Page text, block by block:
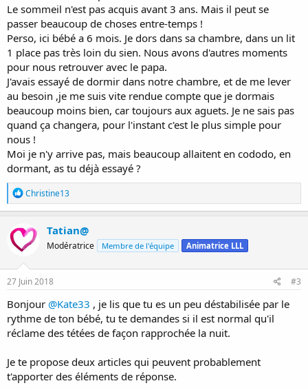
Le sommeil n'est pas acquis avant 3 ans. Mais il peut se
passer beaucoup de choses entre-temps !
Perso, ici bébé a 6 mois. Je dors dans sa chambre, dans un lit
1 place pas très loin du sien. Nous avons d'autres moments
pour nous retrouver avec le papa.
J'avais essayé de dormir dans notre chambre, et de me lever
au besoin ,je me suis vite rendue compte que je dormais
beaucoup moins bien, car toujours aux aguets. Je ne sais pas
quand ça changera, pour l'instant c'est le plus simple pour
nous !
Moi je n'y arrive pas, mais beaucoup allaitent en cododo, en
dormant, as tu déjà essayé ?
R
é
a
t
i
n
s
Christine13
Tatian@
Modératrice Membre de l'équipe Animatrice LLL
27 Juin 2018 #3
Bonjour @Kate33 , je lis que tu es un peu déstabilisée par le
rythme de ton bébé, tu te demandes si il est normal qu'il
réclame des tétées de façon rapprochée la nuit.
Je te propose deux articles qui peuvent probablement
t'apporter des éléments de réponse.